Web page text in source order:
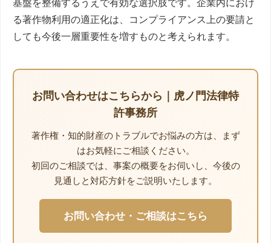
基盤を整備するうえで有効な選択肢です。企業内におけ
る著作物利用の適正化は、コンプライアンス上の要請と
しても今後一層重要性を増すものと考えられます。
お問い合わせはこちらから｜虎ノ門法律特
許事務所
著作権・知的財産のトラブルでお悩みの方は、まず
はお気軽にご相談ください。
初回のご相談では、事案の概要をお伺いし、今後の
見通しと対応方針をご説明いたします。
お問い合わせ・ご相談はこちら